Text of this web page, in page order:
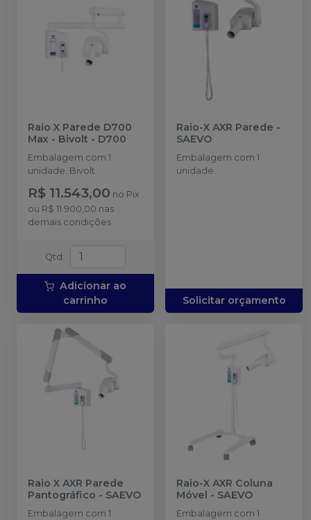
Raio X Parede D700
Max - Bivolt - D700
Embalagem com 1
unidade. Bivolt.
R$ 11.543,00 no Pix
ou R$ 11.900,00 nas
demais condições
Qtd :
Adicionar ao
carrinho
Raio-X AXR Parede -
SAEVO
Embalagem com 1
unidade.
Solicitar orçamento
Raio X AXR Parede
Pantográfico - SAEVO
Embalagem com 1
Raio-X AXR Coluna
Móvel - SAEVO
Embalagem com 1